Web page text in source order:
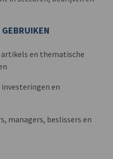
en thematische
en
managers, beslissers en